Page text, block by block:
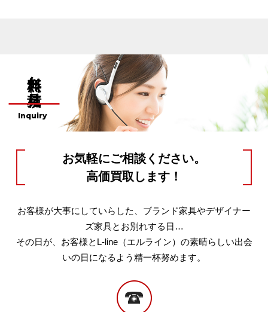
無料お見積り
Inquiry
お気軽にご相談ください。
高価買取します！
お客様が大事にしていらした、ブランド家具やデザイナー
ズ家具とお別れする日…
その日が、お客様とL-line（エルライン）の素晴らしい出会
いの日になるよう精一杯努めます。